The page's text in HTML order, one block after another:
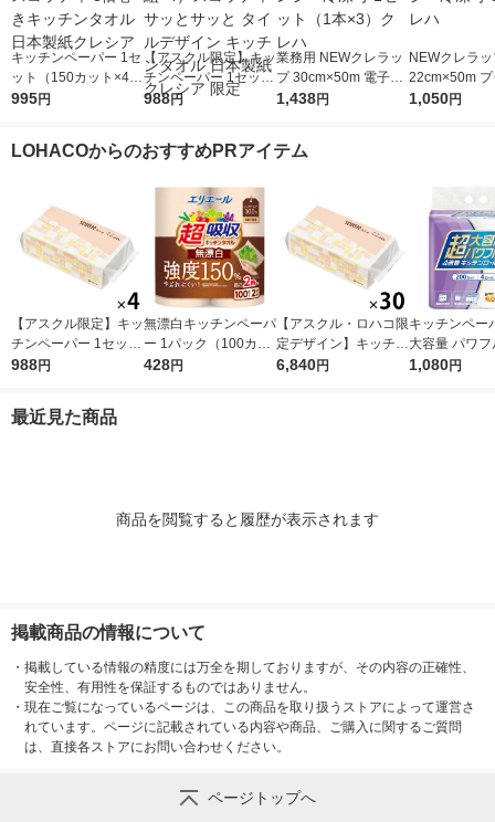
キッチンペーパー 1セ
ット（150カット×4ロ
ール×2） スコッティ
995円
【アスクル限定】キッ
チンペーパー 1セット
（200組×4）スコッテ
タオル 日本製紙クレ
988円
業務用 NEWクレラッ
プ 30cm×50m 電子レ
ンジ・冷凍可 1セット
1,438円
NEWクレラ
22cm×50m
子レンジ・冷
1,050円
LOHACOからのおすすめPRアイテム
【アスクル限定】キッ
チンペーパー 1セット
（200組×4）スコッテ
タオル 日本製紙クレ
988円
無漂白キッチンペーパ
ー 1パック（100カッ
ト×2ロール）超吸収
428円
【アスクル・ロハコ限
定デザイン】キッチン
ペーパー スコッティ
6,840円
キッチンペー
大容量 パワ
巻 キッチン
1,080円
最近見た商品
商品を閲覧すると履歴が表示されます
掲載商品の情報について
・ 掲載している情報の精度には万全を期しておりますが、その内容の正確性、
安全性、有用性を保証するものではありません。
・ 現在ご覧になっているページは、この商品を取り扱うストアによって運営さ
れています。ページに記載されている内容や商品、ご購入に関するご質問
は、直接各ストアにお問い合わせください。
ページトップへ